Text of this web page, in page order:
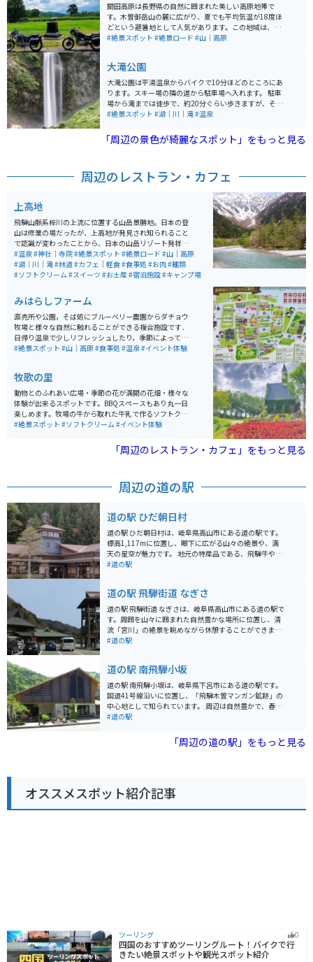
開田高原は長野県の自然に囲まれた美しい高原地帯で
す。木曽御岳山の麓に広がり、夏でも平均気温が18度ほ
どという避暑地として人気があります。この地域は、
「木曽馬とそばのふるさと」としても有名で、新鮮な空
ば御嶽山が見えたり、飲食店やキャンプ場もあるので観
光地として十分楽しめます。また、地元で採れたそばを
使用した料理を堪能できる食事処もあります。8月下旬ぐ
らいになると蕎麦の花が一面に咲くのでそれを見にいく
のもオススメです。
#絶景スポット #絶景ロード #山｜高原
大滝公園
大滝公園は平湯温泉からバイクで10分ほどのところにあ
ります。スキー場の隣の道から駐車場へ入れます。 駐車
場から滝までは徒歩で、約20分ぐらい歩きますが、そこ
まで苦にならないと思います。 滝は落差64メートル。雪
#絶景スポット #湖｜川｜滝#温泉
「周辺の景色が綺麗なスポット」をもっと見る
周辺のレストラン・カフェ
上高地
飛騨山脈系梓川の上流に位置する山岳景勝地。日本の登
山は修業の場だったが、上高地が発見され知られること
で認識が変わったことから、日本の山岳リゾート発祥の
地と言われる。夏でも山頂に雪を頂く穂高山脈、今なお
活動する焼岳、雪解け水を運び青く流れる梓川がとても
美しい。環境保護のためマイカー規制されており、マイ
る。
#温泉#神社｜寺院#絶景スポット #絶景ロード #山｜高原
#湖｜川｜滝#林道#カフェ｜軽食#食事処 #お肉#麺類
#ソフトクリーム#スイーツ #お土産#宿泊施設#キャンプ場
みはらしファーム
直売所や公園，そば処にブルーベリー農園からダチョウ
牧場と様々な自然に触れることができる複合施設です．
日帰り温泉で少しリフレッシュしたり，季節によっては
果物や野菜の収穫体験ができたり，キックバイク体験コ
#絶景スポット #山｜高原#食事処 #温泉#イベント体験
牧歌の里
動物とのふれあい広場・季節の花が満開の花畑・様々な
体験が出来るスポットです。BBQスペースもあり丸一日
楽しめます。牧場の牛から取れた牛乳で作るソフトクリ
ームは絶品なので、ぜひ一度食べてみてほしいです。
#絶景スポット #ソフトクリーム#イベント体験
「周辺のレストラン・カフェ」をもっと見る
周辺の道の駅
道の駅 ひだ朝日村
道の駅 ひだ朝日村は、岐阜県高山市にある道の駅です。
標高1,117mに位置し、眼下に広がる山々の絶景や、満
天の星空が魅力です。 地元の特産品である、飛騨牛や野
菜を使った料理が楽しめるレストランや、お土産コーナ
バイクで訪れる際は、山岳道路を走行するため、安全運
転を心がけましょう。カーブや勾配が多いので、注意が
必要です。また、気温の変化が激しいので、服装には気
を配りましょう。 周辺には、雄大な自然が広がってお
り、登山やハイキングを楽しむことができます。また、
ットです。
#道の駅
道の駅 飛騨街道 なぎさ
道の駅 飛騨街道 なぎさは、岐阜県高山市にある道の駅で
す。周囲を山々に囲まれた自然豊かな場所に位置し、清
流「宮川」の絶景を眺めながら休憩することができま
す。 地元の新鮮な野菜や果物、特産品などを販売する農
駅からほど近い「せせらぎ街道」がおすすめです。全長
約70kmのワインディングロードで、四季折々の美しい
景色を楽しみながらツーリングを楽しむことができま
す。また、周辺には温泉施設も多いので、ツーリングの
疲れを癒やすこともできます。 道の駅 飛騨街道 なぎさ
ど、周辺には観光スポットも豊富です。
#道の駅
道の駅 南飛騨小坂
道の駅 南飛騨小坂は、岐阜県下呂市にある道の駅です。
国道41号線沿いに位置し、「飛騨木曽マンガン鉱跡」の
中心地として知られています。 周辺は自然豊かで、春に
は桜、秋には紅葉が楽しめます。また、温泉地としても
れる場合、道の駅には広々とした駐車場があり、休憩場
所としても最適です。周辺には、ワインディングロード
人気です。 特産品としては、トマトジュースやトマトケ
チャップなどのトマト加工品、地元産の蜂蜜などが人気
です。
#道の駅
「周辺の道の駅」をもっと見る
オススメスポット紹介記事
ツーリング 0
四国のおすすめツーリングルート！バイクで行
きたい絶景スポットや観光スポット紹介